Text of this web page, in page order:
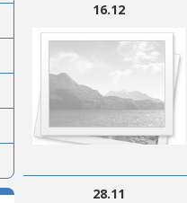
16.12
28.11